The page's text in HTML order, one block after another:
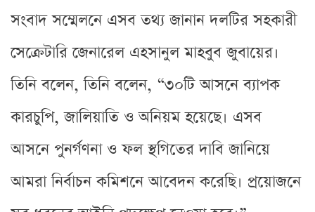
সংবাদ সম্মেলনে এসব তথ্য জানান দলটির সহকারী
সেক্রেটারি জেনারেল এহসানুল মাহবুব জুবায়ের।
তিনি বলেন, তিনি বলেন, “৩০টি আসনে ব্যাপক
কারচুপি, জালিয়াতি ও অনিয়ম হয়েছে। এসব
আসনে পুনর্গণনা ও ফল স্থগিতের দাবি জানিয়ে
আমরা নির্বাচন কমিশনে আবেদন করেছি। প্রয়োজনে